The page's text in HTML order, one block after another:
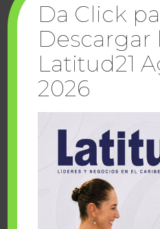
Cuando la solidaridad
sueños Fairmont
Da Click
Descargar
Latitud21
2026